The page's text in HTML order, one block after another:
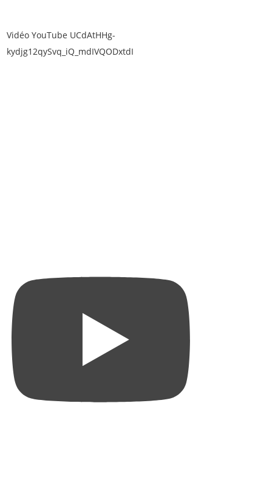
Vidéo YouTube UCdAtHHg-
kydjg12qySvq_iQ_mdIVQODxtdI